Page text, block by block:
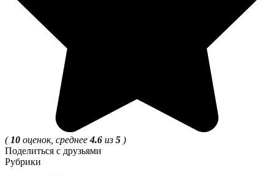
( 10 оценок, среднее4.6 из 5 )
Поделиться с друзьями
Рубрики